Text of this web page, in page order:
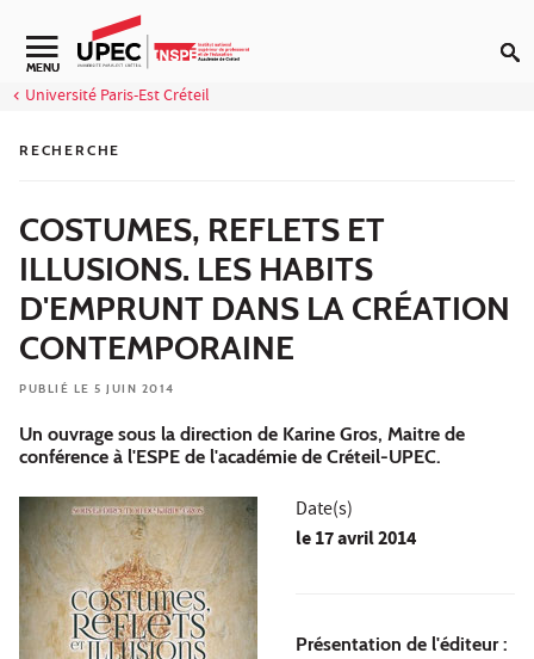
Aller au contenu
Navigation secondaire
MENU
Université Paris-Est Créteil
RECHERCHE
COSTUMES, REFLETS ET
ILLUSIONS. LES HABITS
D'EMPRUNT DANS LA CRÉATION
CONTEMPORAINE
PUBLIÉ LE 5 JUIN 2014
Un ouvrage sous la direction de Karine Gros, Maitre de
conférence à l'ESPE de l'académie de Créteil-UPEC.
Date(s)
le17 avril 2014
Présentation de l'éditeur :